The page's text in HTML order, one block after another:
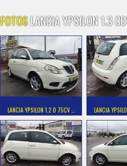
FOTOSLANCIA YPSILON 1.3
LANCIA YPSILON 1.2 D 75CV … LANCIA